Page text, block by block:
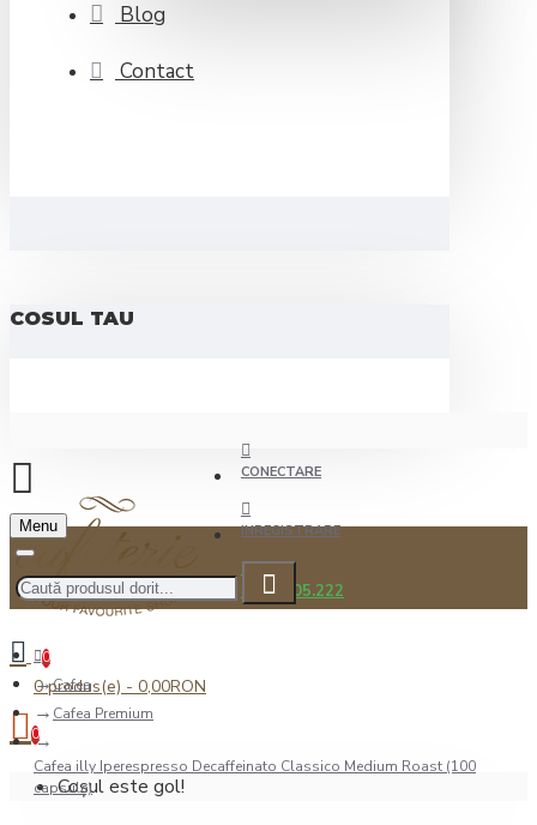
Blog
Contact
COSUL TAU
CONECTARE
INREGISTRARE
0722.505.222
Menu
0
0 produs(e) - 0,00RON
0
Coșul este gol!
Cafea
Cafea Premium
Cafea illy Iperespresso Decaffeinato Classico Medium Roast (100
capsule)